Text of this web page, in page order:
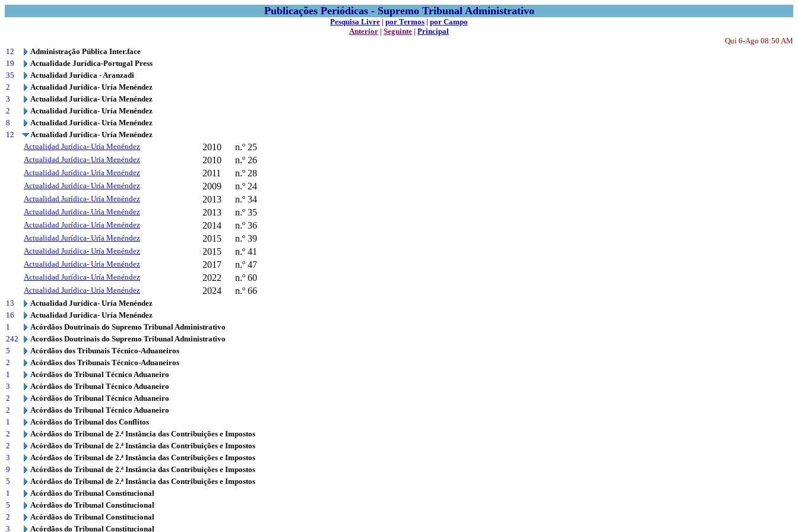
Publicações Periódicas - Supremo Tribunal Administrativo
Pesquisa Livre | por Termos | por Campo
Anterior | Seguinte | Principal
Qui 6-Ago 08:50 AM
12
Administração Pública Inter.face
19
Actualidade Jurídica-Portugal Press
35
Actualidad Jurídica - Aranzadi
2
Actualidad Jurídica- Uría Menéndez
3
Actualidad Jurídica- Uría Menéndez
2
Actualidad Jurídica- Uría Menéndez
8
Actualidad Jurídica- Uría Menéndez
12
Actualidad Jurídica- Uría Menéndez
Actualidad Jurídica- Uría Menéndez
2010 n.º 25
Actualidad Jurídica- Uría Menéndez 2010 n.º 26
Actualidad Jurídica- Uría Menéndez 2011 n.º 28
Actualidad Jurídica- Uría Menéndez 2009 n.º 24
Actualidad Jurídica- Uría Menéndez 2013 n.º 34
Actualidad Jurídica- Uría Menéndez 2013 n.º 35
Actualidad Jurídica- Uría Menéndez 2014 n.º 36
Actualidad Jurídica- Uría Menéndez 2015 n.º 39
Actualidad Jurídica- Uría Menéndez 2015 n.º 41
Actualidad Jurídica- Uría Menéndez 2017 n.º 47
Actualidad Jurídica- Uría Menéndez 2022 n.º 60
Actualidad Jurídica- Uría Menéndez 2024 n.º 66
13
Actualidad Jurídica- Uría Menéndez
16
Actualidad Jurídica- Uría Menéndez
1
Acórdãos Doutrinais do Supremo Tribunal Administrativo
242
Acordãos Doutrinais do Supremo Tribunal Administrativo
5
Acórdãos dos Tribunais Técnico-Aduaneiros
2
Acórdãos dos Tribunais Técnico-Aduaneiros
1
Acórdãos do Tribunal Técnico Aduaneiro
3
Acórdãos do Tribunal Técnico Aduaneiro
2
Acórdãos do Tribunal Técnico Aduaneiro
2
Acórdãos do Tribunal Técnico Aduaneiro
1
Acórdãos do Tribunal dos Conflitos
2
Acórdãos do Tribunal de 2.ª Instância das Contribuições e Impostos
2
Acórdãos do Tribunal de 2.ª Instância das Contribuições e Impostos
3
Acórdãos do Tribunal de 2.ª Instância das Contribuições e Impostos
9
Acórdãos do Tribunal de 2.ª Instância das Contribuições e Impostos
5
Acórdãos do Tribunal de 2.ª Instância das Contribuições e Impostos
1
Acórdãos do Tribunal Constitucional
5
Acórdãos do Tribunal Constitucional
2
Acórdãos do Tribunal Constitucional
3
Acórdãos do Tribunal Constitucional